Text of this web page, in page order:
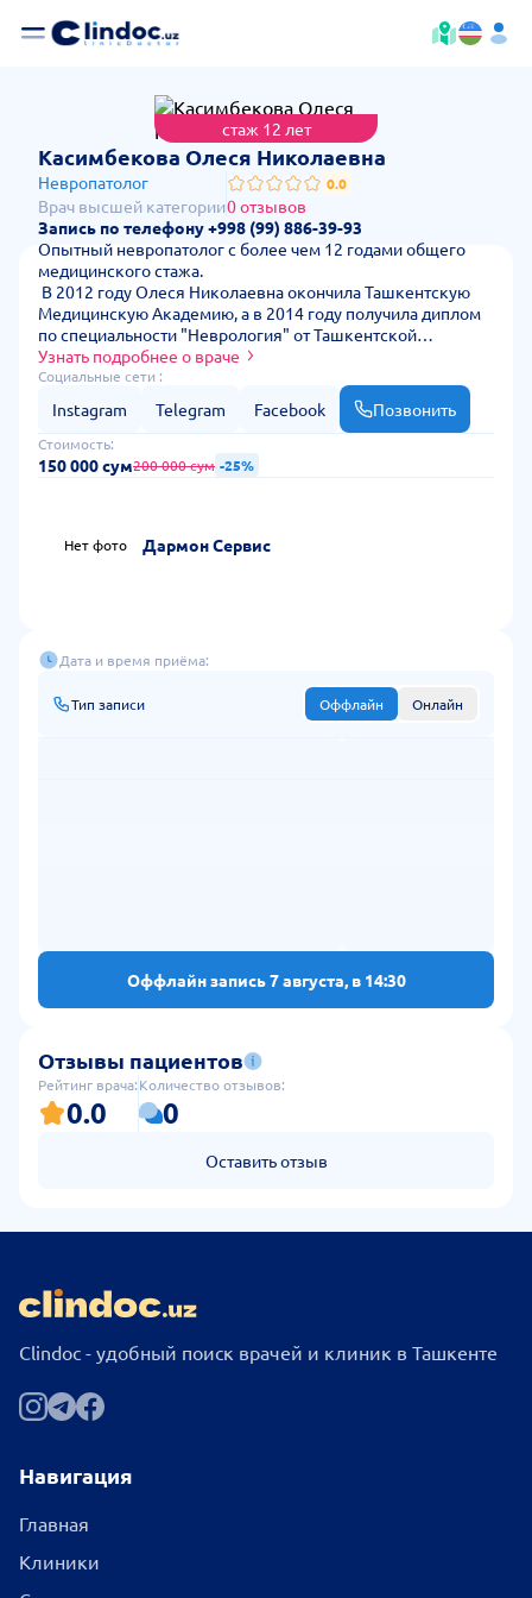
стаж 12 лет
Касимбекова Олеся Николаевна
Невропатолог
Врач высшей категории
0.0
0 отзывов
Запись по телефону +998 (99) 886-39-93
Опытный невропатолог с более чем 12 годами общего
медицинского стажа.
В 2012 году Олеся Николаевна окончила Ташкентскую
Медицинскую Академию, а в 2014 году получила диплом
по специальности "Неврология" от Ташкентской
Педиатрической Медицинской Академии
Узнать подробнее о враче
Социальные сети :
Instagram Telegram Facebook Позвонить
Стоимость:
150 000 сум200 000 сум -25%
Нет фото Дармон Сервис
Дата и время приёма:
Тип записи Оффлайн Онлайн
Оффлайн запись 7 августа, в 14:30
Отзывы пациентов
Рейтинг врача:
0.0
Количество отзывов:
0
Оставить отзыв
Clindoc - удобный поиск врачей и клиник в Ташкенте
Навигация
Главная
Клиники